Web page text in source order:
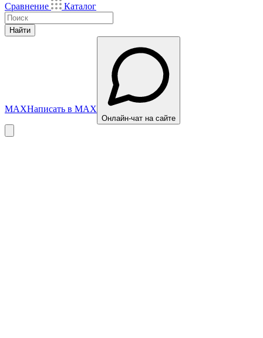
Сравнение
Каталог
Найти
MAXНаписать в MAX
Онлайн-чат на сайте